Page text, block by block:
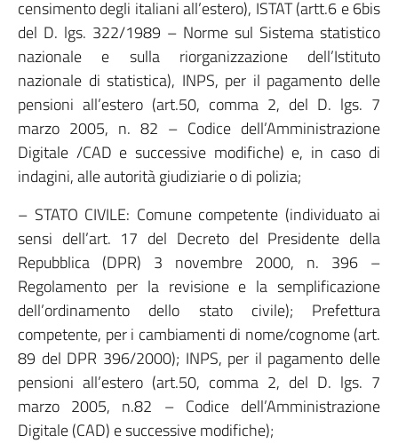
censimento degli italiani all’estero), ISTAT (artt.6 e 6bis
del D. lgs. 322/1989 – Norme sul Sistema statistico
nazionale e sulla riorganizzazione dell’Istituto
nazionale di statistica), INPS, per il pagamento delle
pensioni all’estero (art.50, comma 2, del D. lgs. 7
marzo 2005, n. 82 – Codice dell’Amministrazione
Digitale /CAD e successive modifiche) e, in caso di
indagini, alle autorità giudiziarie o di polizia;
– STATO CIVILE: Comune competente (individuato ai
sensi dell’art. 17 del Decreto del Presidente della
Repubblica (DPR) 3 novembre 2000, n. 396 –
Regolamento per la revisione e la semplificazione
dell’ordinamento dello stato civile); Prefettura
competente, per i cambiamenti di nome/cognome (art.
89 del DPR 396/2000); INPS, per il pagamento delle
pensioni all’estero (art.50, comma 2, del D. lgs. 7
marzo 2005, n.82 – Codice dell’Amministrazione
Digitale (CAD) e successive modifiche);